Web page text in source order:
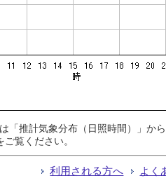
「推計気象分布（日照時間）」か
ご覧ください。
利用される方へ よく